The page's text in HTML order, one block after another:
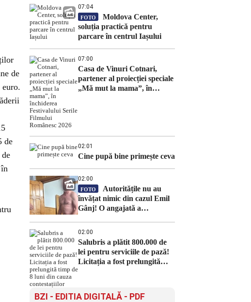
de
de
07:04
FOTO
Moldova Center,
soluția practică pentru
parcare în centrul Iașului
07:00
Casa de Vinuri Cotnari,
partener al proiecției speciale
„Mă mut la mama”, în
02:01
Cine pupă bine primește ceva
02:00
FOTO
Autoritățile nu au
învățat nimic din cazul Emil
Gânj! O angajată a
dezbrăcat gol-pușcă”
02:00
Salubris a plătit 800.000 de
lei pentru serviciile de pază!
Licitația a fost prelungită
BZI - EDITIA DIGITALĂ - PDF